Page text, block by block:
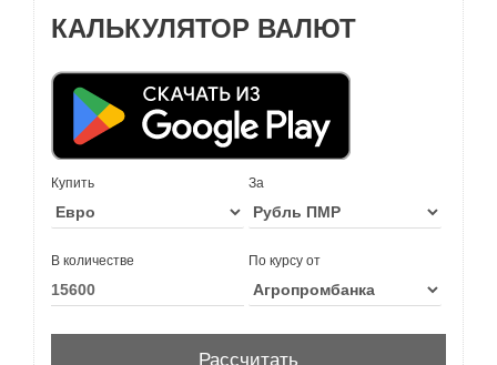
КАЛЬКУЛЯТОР ВАЛЮТ
Купить За
В количестве По курсу от